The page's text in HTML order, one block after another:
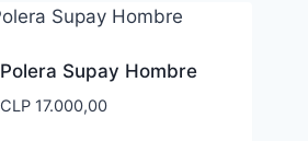
CLP 17.000,00
CLP 20.000,00
Polera Supay Hombre
CLP17.000,00